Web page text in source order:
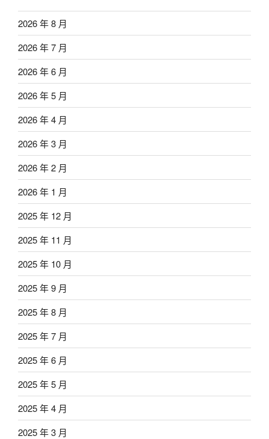
2026 年 8 月
2026 年 7 月
2026 年 6 月
2026 年 5 月
2026 年 4 月
2026 年 3 月
2026 年 2 月
2026 年 1 月
2025 年 12 月
2025 年 11 月
2025 年 10 月
2025 年 9 月
2025 年 8 月
2025 年 7 月
2025 年 6 月
2025 年 5 月
2025 年 4 月
2025 年 3 月